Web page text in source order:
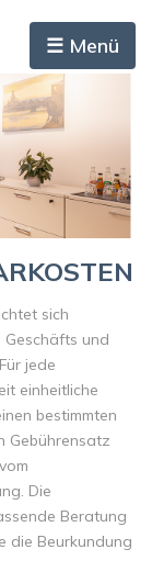
☰ Menü
sich
und
jede
einheitliche
bestimmten
Gebührensatz
Die
Beratung
die Beurkundung